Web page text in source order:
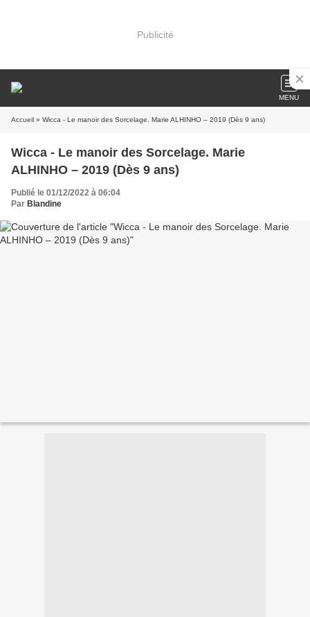
Publicité
MENU
Accueil » Wicca - Le manoir des Sorcelage. Marie ALHINHO – 2019 (Dès 9 ans)
Wicca - Le manoir des Sorcelage. Marie
ALHINHO – 2019 (Dès 9 ans)
Publié le 01/12/2022 à 06:04
Par Blandine